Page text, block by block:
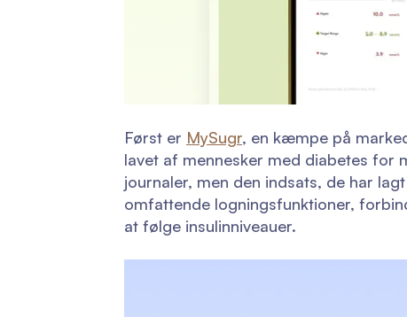
Først er MySugr, en kæmpe på
lavet af mennesker med diabetes for
journaler, men den indsats, de har
omfattende logningsfunktioner,
at følge insulinniveauer.